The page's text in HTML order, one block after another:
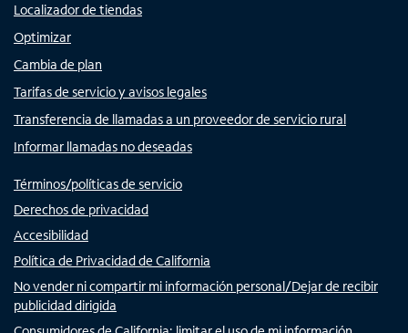
Localizador de tiendas
Optimizar
Cambia de plan
Tarifas de servicio y avisos legales
Transferencia de llamadas a un proveedor de servicio rural
Informar llamadas no deseadas
Términos/políticas de servicio
Derechos de privacidad
Accesibilidad
Política de Privacidad de California
No vender ni compartir mi información personal/Dejar de recibir
publicidad dirigida